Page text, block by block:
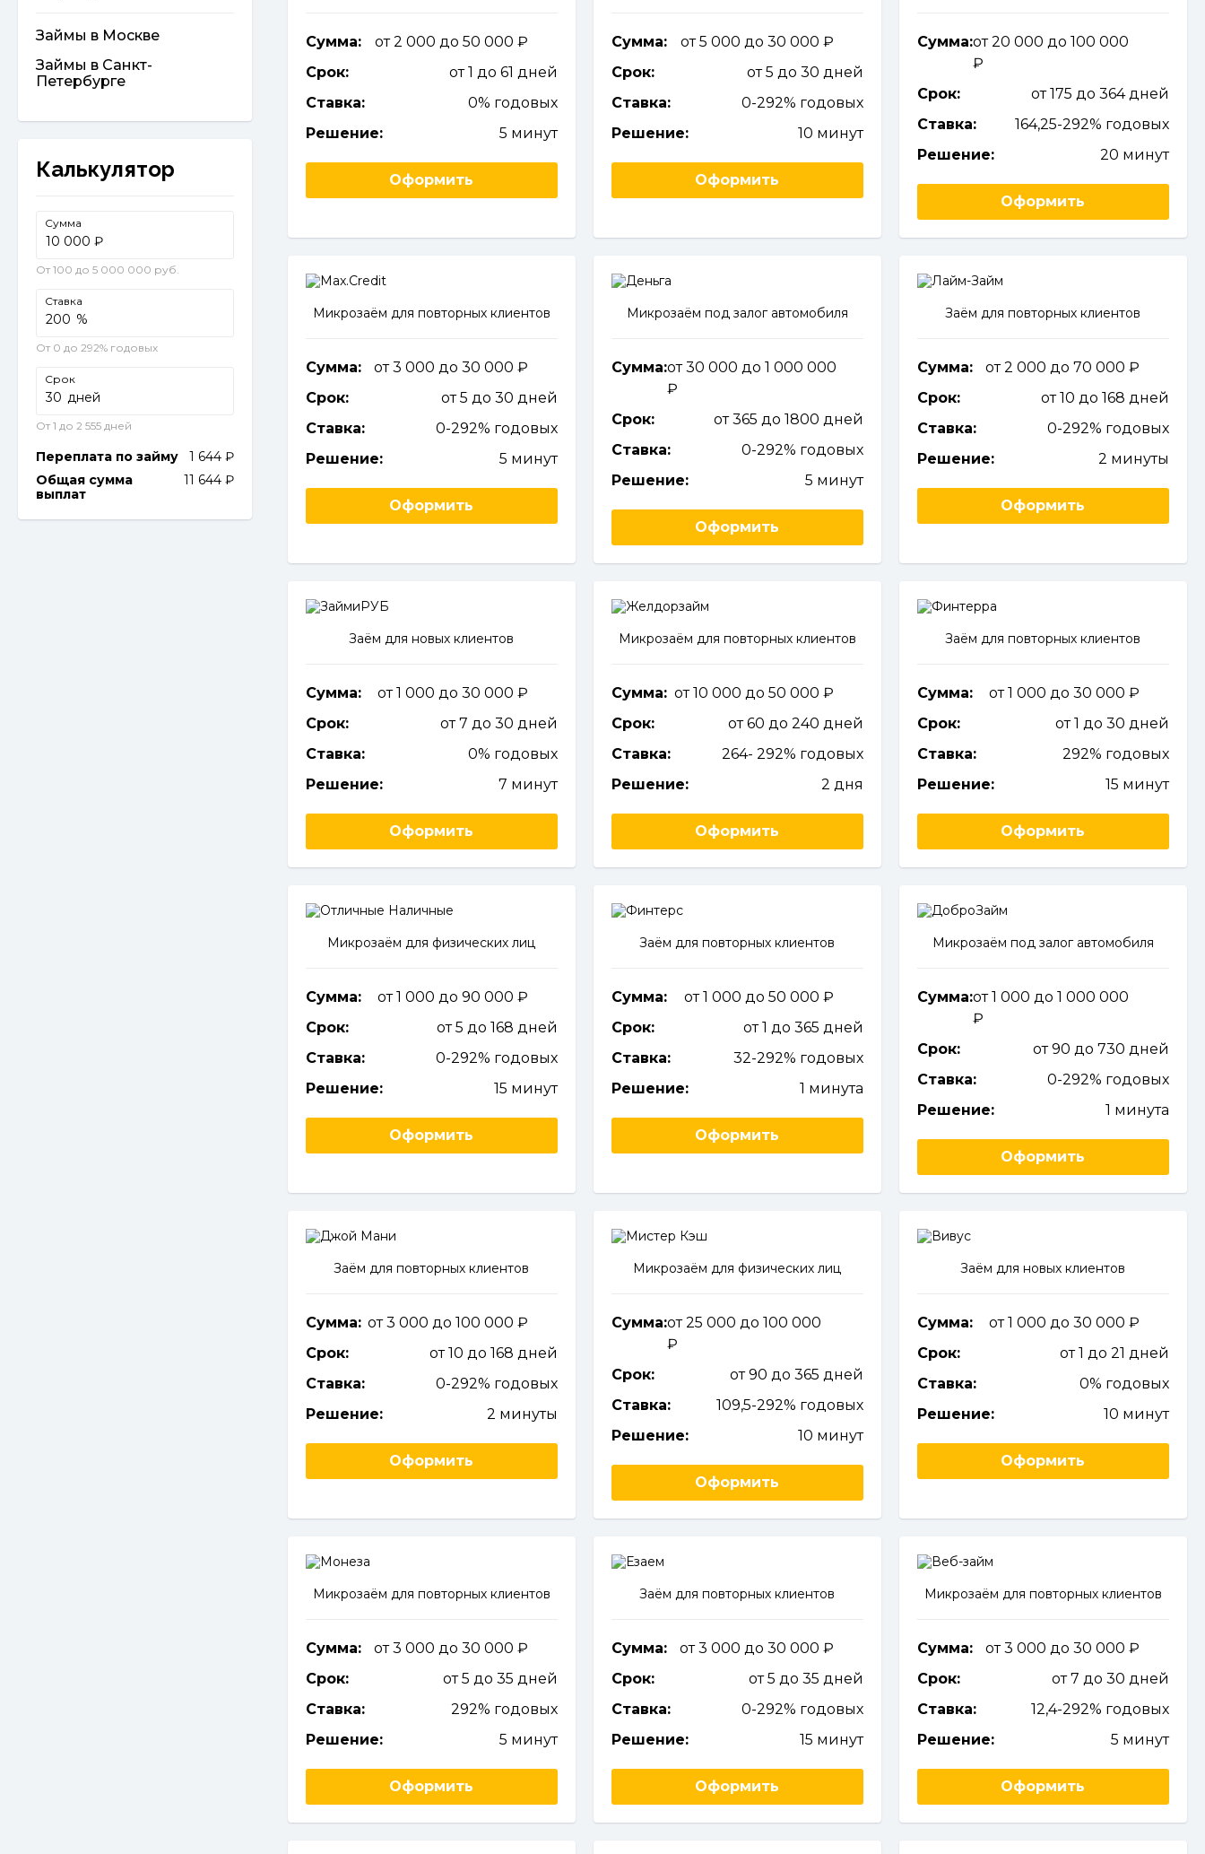
Займы в Москве
Займы в Санкт-
Петербурге
Калькулятор
Сумма
₽
От 100 до 5 000 000 руб.
Ставка
%
От 0 до 292% годовых
Срок
дней
От 1 до 2 555 дней
Переплата по займу
1 644
Общая сумма
выплат
11 644
Сумма:
от 2 000 до 50 000
Срок:
от 1 до 61 дней
Ставка:
0% годовых
Решение:
5 минут
Оформить
Сумма:
от 5 000 до 30 000
Срок:
от 5 до 30 дней
Ставка:
0-292% годовых
Решение:
10 минут
Оформить
Сумма:от 20 000 до 100 000
Срок:
от 175 до 364 дней
Ставка:
164,25-292% годовых
Решение:
20 минут
Оформить
Микрозаём для повторных клиентов
Сумма:
от 3 000 до 30 000
Срок:
от 5 до 30 дней
Ставка:
0-292% годовых
Решение:
5 минут
Оформить
Микрозаём под залог автомобиля
Сумма:от 30 000 до 1 000 000
Срок:
от 365 до 1800 дней
Ставка:
0-292% годовых
Решение:
5 минут
Оформить
Заём для повторных клиентов
Сумма:
от 2 000 до 70 000
Срок:
от 10 до 168 дней
Ставка:
0-292% годовых
Решение:
2 минуты
Оформить
Заём для новых клиентов
Сумма:
от 1 000 до 30 000
Срок:
от 7 до 30 дней
Ставка:
0% годовых
Решение:
7 минут
Оформить
Микрозаём для повторных клиентов
Сумма: от 10 000 до 50 000
Срок:
от 60 до 240 дней
Ставка:
264- 292% годовых
Решение:
2 дня
Оформить
Заём для повторных клиентов
Сумма:
от 1 000 до 30 000
Срок:
от 1 до 30 дней
Ставка:
292% годовых
Решение:
15 минут
Оформить
Микрозаём для физических лиц
Сумма:
от 1 000 до 90 000
Срок:
от 5 до 168 дней
Ставка:
0-292% годовых
Решение:
15 минут
Оформить
Заём для повторных клиентов
Сумма:
от 1 000 до 50 000
Срок:
от 1 до 365 дней
Ставка:
32-292% годовых
Решение:
1 минута
Оформить
Микрозаём под залог автомобиля
Сумма:от 1 000 до 1 000 000
Срок:
от 90 до 730 дней
Ставка:
0-292% годовых
Решение:
1 минута
Оформить
Заём для повторных клиентов
Сумма: от 3 000 до 100 000
Срок:
от 10 до 168 дней
Ставка:
0-292% годовых
Решение:
2 минуты
Оформить
Микрозаём для физических лиц
Сумма:от 25 000 до 100 000
Срок:
от 90 до 365 дней
Ставка:
109,5-292% годовых
Решение:
10 минут
Оформить
Заём для новых клиентов
Сумма:
от 1 000 до 30 000
Срок:
от 1 до 21 дней
Ставка:
0% годовых
Решение:
10 минут
Оформить
Микрозаём для повторных клиентов
Сумма:
от 3 000 до 30 000
Срок:
от 5 до 35 дней
Ставка:
292% годовых
Решение:
5 минут
Оформить
Заём для повторных клиентов
Сумма:
от 3 000 до 30 000
Срок:
от 5 до 35 дней
Ставка:
0-292% годовых
Решение:
15 минут
Оформить
Микрозаём для повторных клиентов
Сумма:
от 3 000 до 30 000
Срок:
от 7 до 30 дней
Ставка:
12,4-292% годовых
Решение:
5 минут
Оформить